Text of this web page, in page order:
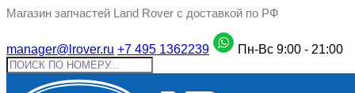
Магазин запчастей Land Rover с доставкой по РФ
manager@lrover.ru +7 495 1362239 Пн-Вс 9:00 - 21:00